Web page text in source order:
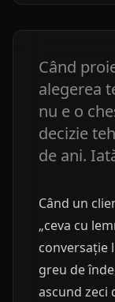
Când
alegerea
nu e o
decizie
de ani.
Când un
„ceva cu
conversație
greu de
ascund zeci